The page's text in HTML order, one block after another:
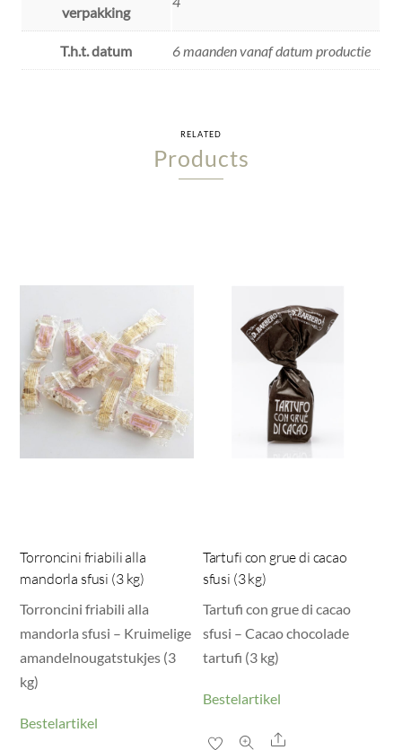
verpakking
T.h.t. datum 6 maanden vanaf datum productie
RELATED
Products
Torroncini friabili alla
mandorla sfusi (3 kg)
Torroncini friabili alla
mandorla sfusi – Kruimelige
amandelnougatstukjes (3
kg)
Bestelartikel
Tartufi con grue di cacao
sfusi (3 kg)
Tartufi con grue di cacao
sfusi – Cacao chocolade
tartufi (3 kg)
Bestelartikel
Share